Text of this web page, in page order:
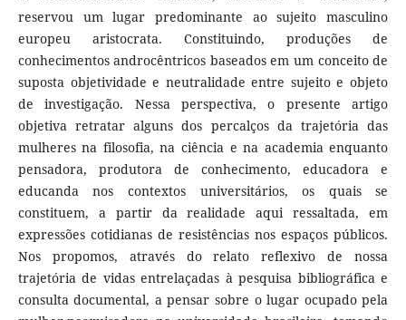
reservou um lugar predominante ao sujeito masculino
europeu aristocrata. Constituindo, produções de
conhecimentos androcêntricos baseados em um conceito de
suposta objetividade e neutralidade entre sujeito e objeto
de investigação. Nessa perspectiva, o presente artigo
objetiva retratar alguns dos percalços da trajetória das
mulheres na filosofia, na ciência e na academia enquanto
pensadora, produtora de conhecimento, educadora e
educanda nos contextos universitários, os quais se
constituem, a partir da realidade aqui ressaltada, em
expressões cotidianas de resistências nos espaços públicos.
Nos propomos, através do relato reflexivo de nossa
trajetória de vidas entrelaçadas à pesquisa bibliográfica e
consulta documental, a pensar sobre o lugar ocupado pela